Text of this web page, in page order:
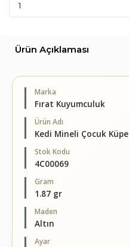
Ürün Açıklaması
Marka
Fırat Kuyumculuk
Ürün Adı
Kedi Mineli Çocuk Küpe
Stok Kodu
4C00069
Gram
1.87 gr
Maden
Altın
Ayar